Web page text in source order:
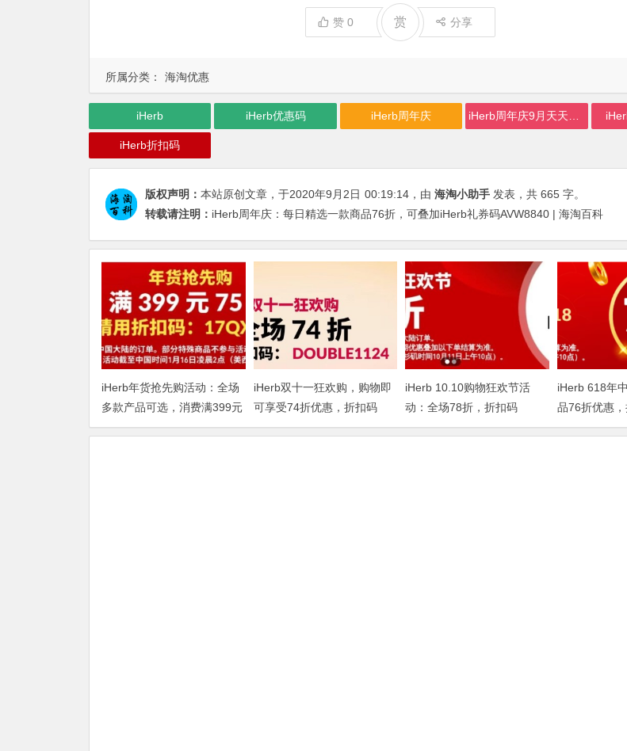
所属分类： 海淘优惠
赞 0 赏 分享
iHerb iHerb优惠码 iHerb周年庆
iHerb折扣码
版权声明： 本站原创文章，于2020年9月2日 00:19:14 ，由 海淘小助手 发表，共 665 字。
转载请注明： iHerb周年庆：每日精选一款商品76折，可叠加iHerb礼券码AVW8840 | 海淘百科
iHerb年货抢先购活动：全场
多款产品可选，消费满399元
即享75折
iHerb双十一狂欢购，购物即
可享受74折优惠，折扣码
DOUBLE1124
iHerb 10.10购物狂欢节活
动：全场78折，折扣码
IHERBDM10
iHerb 618年
品76折优惠
2024BUY618